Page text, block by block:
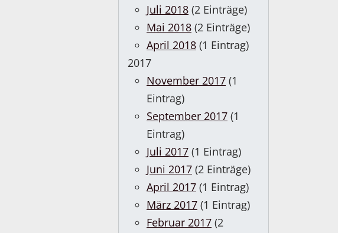
Juli 2018 (2 Einträge)
Mai 2018 (2 Einträge)
April 2018 (1 Eintrag)
2017
November 2017 (1
Eintrag)
September 2017 (1
Eintrag)
Juli 2017 (1 Eintrag)
Juni 2017 (2 Einträge)
April 2017 (1 Eintrag)
März 2017 (1 Eintrag)
Februar 2017 (2